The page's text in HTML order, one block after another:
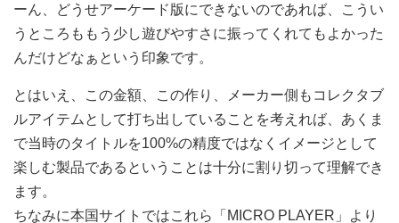
ーん、どうせアーケード版にできないのであれば、こうい
うところももう少し遊びやすさに振ってくれてもよかった
んだけどなぁという印象です。
とはいえ、この金額、この作り、メーカー側もコレクタブ
ルアイテムとして打ち出していることを考えれば、あくま
で当時のタイトルを100%の精度ではなくイメージとして
楽しむ製品であるということは十分に割り切って理解でき
ます。
ちなみに本国サイトではこれら「MICRO PLAYER」より